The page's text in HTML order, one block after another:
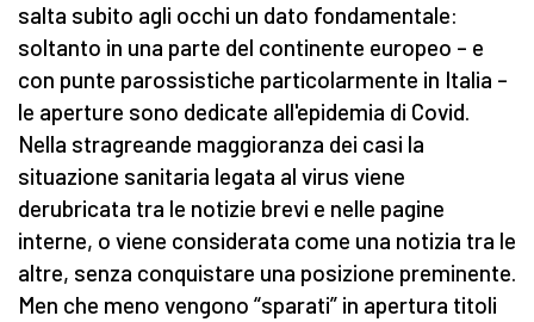
salta subito agli occhi un dato fondamentale:
soltanto in una parte del continente europeo – e
con punte parossistiche particolarmente in Italia –
le aperture sono dedicate all'epidemia di Covid.
Nella stragreande maggioranza dei casi la
situazione sanitaria legata al virus viene
derubricata tra le notizie brevi e nelle pagine
interne, o viene considerata come una notizia tra le
altre, senza conquistare una posizione preminente.
Men che meno vengono “sparati” in apertura titoli